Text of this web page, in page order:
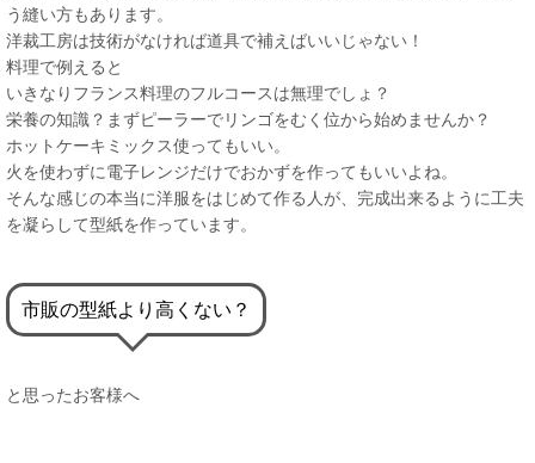
う縫い方もあります。
洋裁工房は技術がなければ道具で補えばいいじゃない！
料理で例えると
いきなりフランス料理のフルコースは無理でしょ？
栄養の知識？まずピーラーでリンゴをむく位から始めませんか？
ホットケーキミックス使ってもいい。
火を使わずに電子レンジだけでおかずを作ってもいいよね。
そんな感じの本当に洋服をはじめて作る人が、完成出来るように工夫
を凝らして型紙を作っています。
市販の型紙より高くない？
と思ったお客様へ